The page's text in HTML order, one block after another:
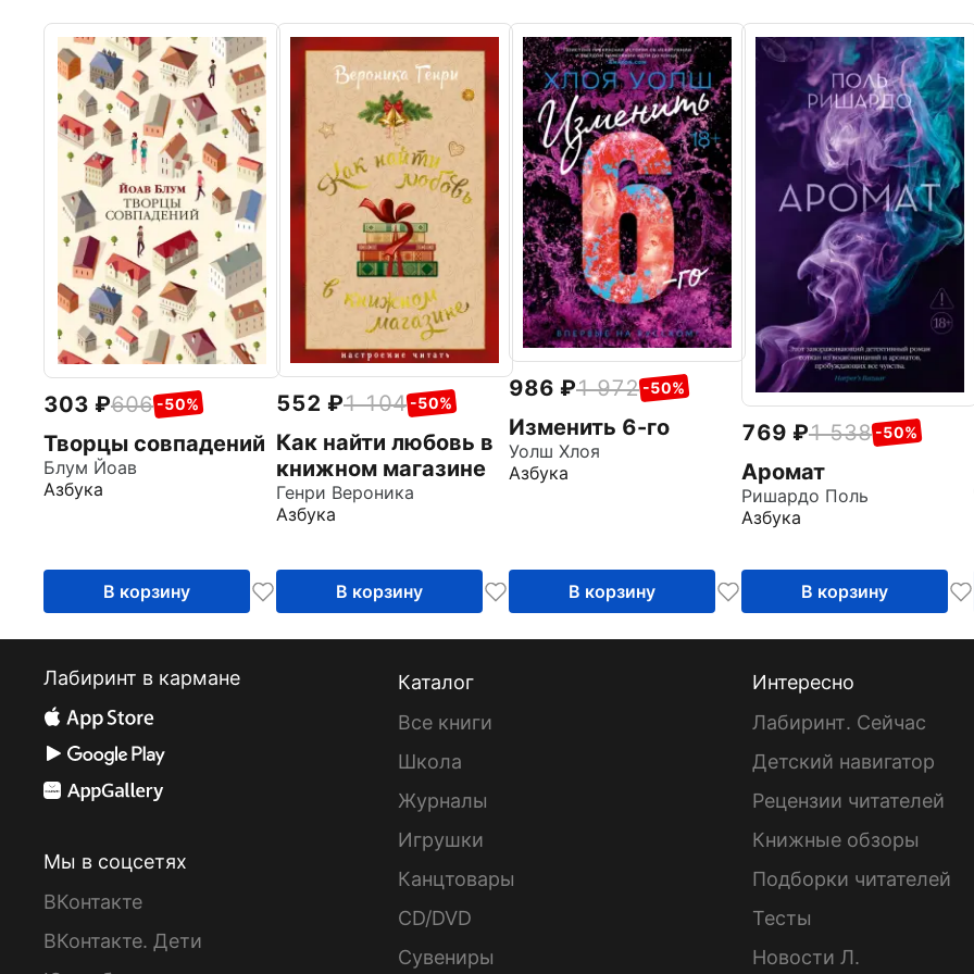
303 606 -50%
Творцы совпадений
Блум Йоав
Азбука
В корзину
552 1 104 -50%
Как найти любовь в
книжном магазине
Генри Вероника
Азбука
В корзину
986 1 972 -50%
Изменить 6-го
Уолш Хлоя
Азбука
В корзину
769 1 538 -50%
Аромат
Ришардо Поль
Азбука
В корзину
Лабиринт в кармане
Мы в соцсетях
ВКонтакте
ВКонтакте. Дети
Каталог
Все книги
Школа
Журналы
Игрушки
Канцтовары
CD/DVD
Сувениры
Интересно
Лабиринт. Сейчас
Детский навигатор
Рецензии читателей
Книжные обзоры
Подборки читателей
Тесты
Новости Л.